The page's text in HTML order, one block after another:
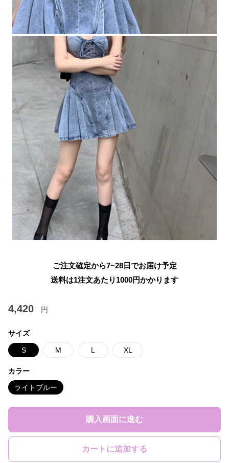
ご注文確定から7~28日でお届け予定
送料は1注文あたり 1000円かかります
4,420 円
サイズ
S M L XL
カラー
ライトブルー
購入画面に進む
カートに追加する